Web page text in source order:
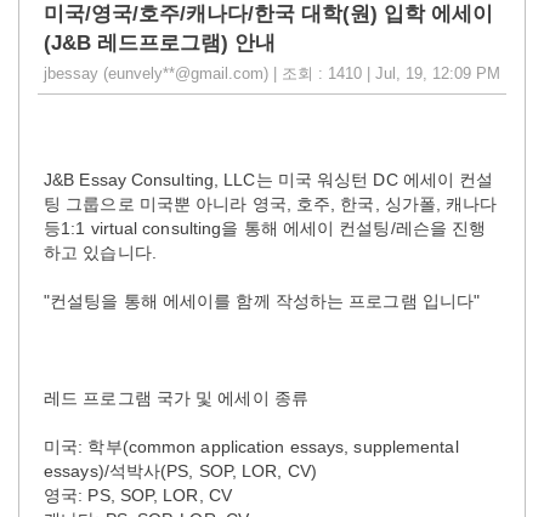
미국/영국/호주/캐나다/한국 대학(원) 입학 에세이
(J&B 레드프로그램) 안내
jbessay (eunvely**@gmail.com) | 조회 : 1410 | Jul, 19, 12:09 PM
J&B Essay Consulting, LLC는 미국 워싱턴 DC 에세이 컨설
팅 그룹으로 미국뿐 아니라 영국, 호주, 한국, 싱가폴, 캐나다
등1:1 virtual consulting을 통해 에세이 컨설팅/레슨을 진행
하고 있습니다.
"컨설팅을 통해 에세이를 함께 작성하는 프로그램 입니다"
레드 프로그램 국가 및 에세이 종류
미국: 학부(common application essays, supplemental
essays)/석박사(PS, SOP, LOR, CV)
영국: PS, SOP, LOR, CV